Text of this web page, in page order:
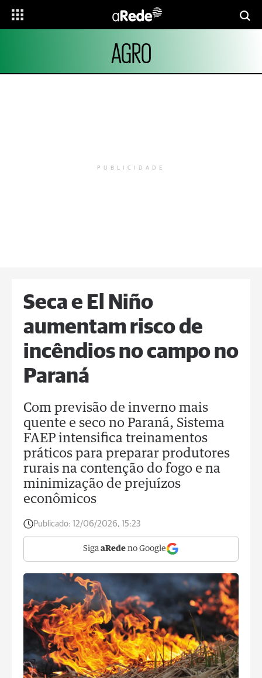
AGRO
PUBLICIDADE
Seca e El Niño
aumentam risco de
incêndios no campo no
Paraná
Com previsão de inverno mais
quente e seco no Paraná, Sistema
FAEP intensifica treinamentos
práticos para preparar produtores
rurais na contenção do fogo e na
minimização de prejuízos
econômicos
Publicado: 12/06/2026, 15:23
Siga aRede no Google